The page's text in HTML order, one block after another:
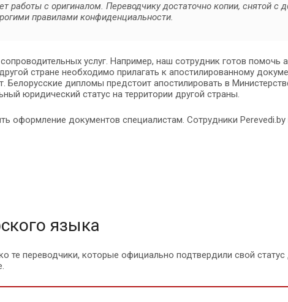
работы с оригиналом. Переводчику достаточно копии, снятой
правилами конфиденциальности.
услуг. Например, наш сотрудник готов
стране необходимо прилагать к апостилированному
дипломы предстоит апостилировать в
юридический статус на территории другой страны.
оформление документов специалистам. Сотрудники
языка
те переводчики, которые официально подтвердили свой